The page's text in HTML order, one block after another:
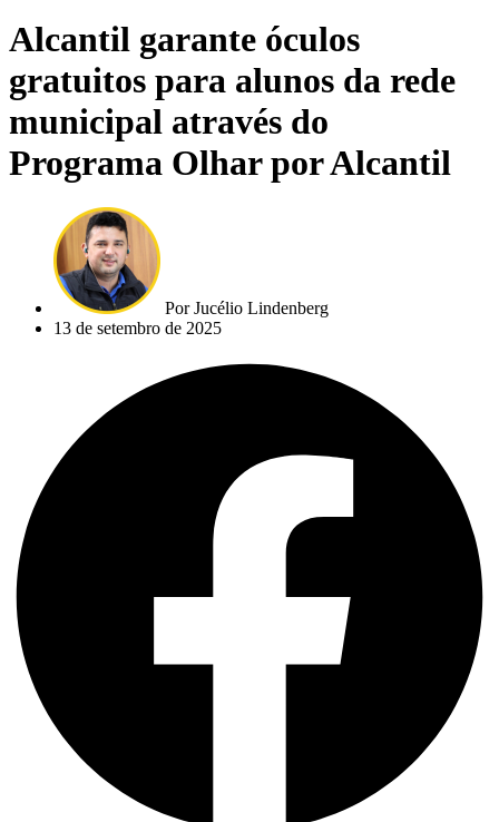
Alcantil garante óculos
gratuitos para alunos da rede
municipal através do
Programa Olhar por Alcantil
PorJucélio Lindenberg
13 de setembro de 2025